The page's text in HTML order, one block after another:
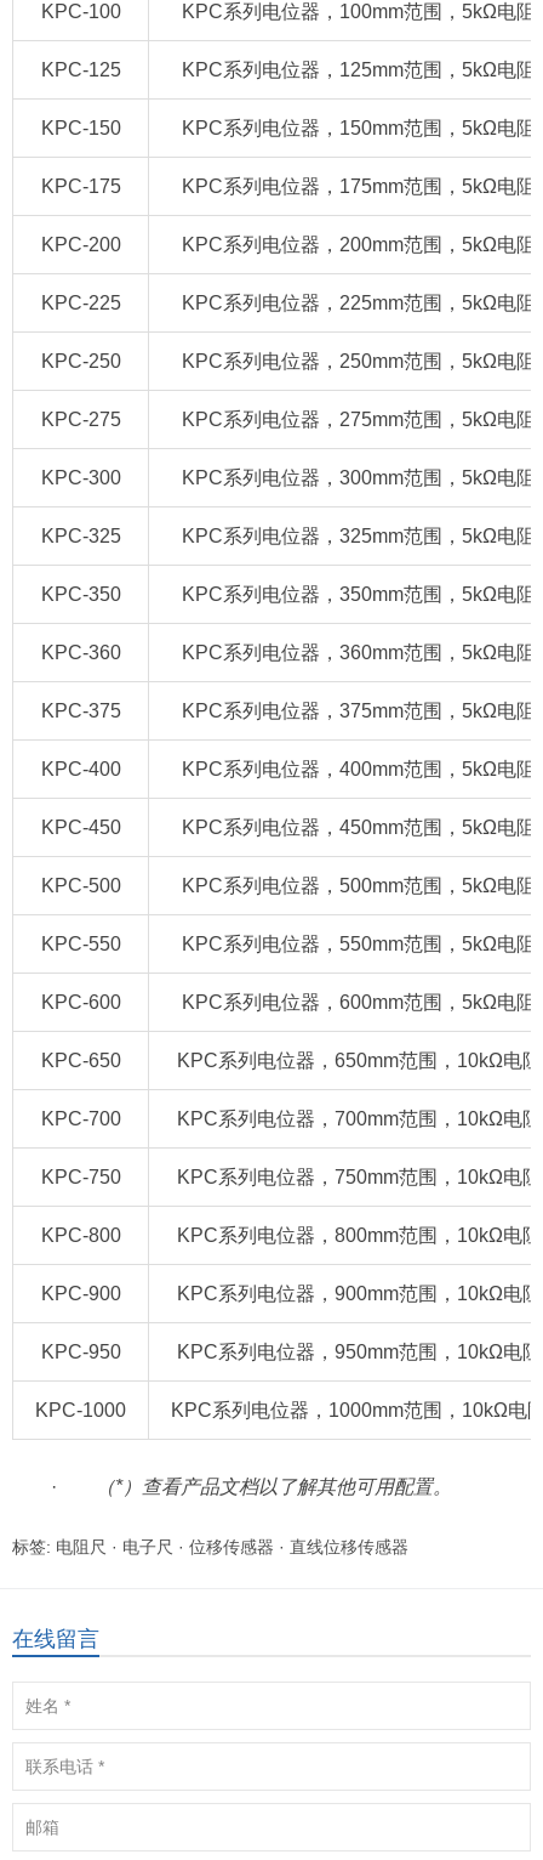
KPC-100 KPC系列电位器，100mm范围，5kΩ电
KPC-125 KPC系列电位器，125mm范围，5kΩ电
KPC-150 KPC系列电位器，150mm范围，5kΩ电
KPC-175 KPC系列电位器，175mm范围，5kΩ电
KPC-200 KPC系列电位器，200mm范围，5kΩ电
KPC-225 KPC系列电位器，225mm范围，5kΩ电
KPC-250 KPC系列电位器，250mm范围，5kΩ电
KPC-275 KPC系列电位器，275mm范围，5kΩ电
KPC-300 KPC系列电位器，300mm范围，5kΩ电
KPC-325 KPC系列电位器，325mm范围，5kΩ电
KPC-350 KPC系列电位器，350mm范围，5kΩ电
KPC-360 KPC系列电位器，360mm范围，5kΩ电
KPC-375 KPC系列电位器，375mm范围，5kΩ电
KPC-400 KPC系列电位器，400mm范围，5kΩ电
KPC-450 KPC系列电位器，450mm范围，5kΩ电
KPC-500 KPC系列电位器，500mm范围，5kΩ电
KPC-550 KPC系列电位器，550mm范围，5kΩ电
KPC-600 KPC系列电位器，600mm范围，5kΩ电
KPC-650 KPC系列电位器，650mm范围，10kΩ电
KPC-700 KPC系列电位器，700mm范围，10kΩ电
KPC-750 KPC系列电位器，750mm范围，10kΩ电
KPC-800 KPC系列电位器，800mm范围，10kΩ电
KPC-900 KPC系列电位器，900mm范围，10kΩ电
KPC-950 KPC系列电位器，950mm范围，10kΩ电
KPC-1000 KPC系列电位器，1000mm范围，10kΩ电
· （*）查看产品文档以了解其他可用配置。
标签: 电阻尺 · 电子尺 · 位移传感器 · 直线位移传感器
在线留言